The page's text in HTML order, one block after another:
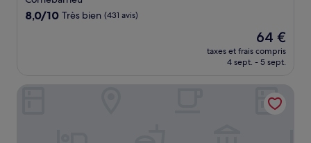
8.0
8,0/10 Très bien (431 avis)
Le
nouveau
prix
de
64 €
64 €
taxes et frais compris
4 sept. - 5 sept.